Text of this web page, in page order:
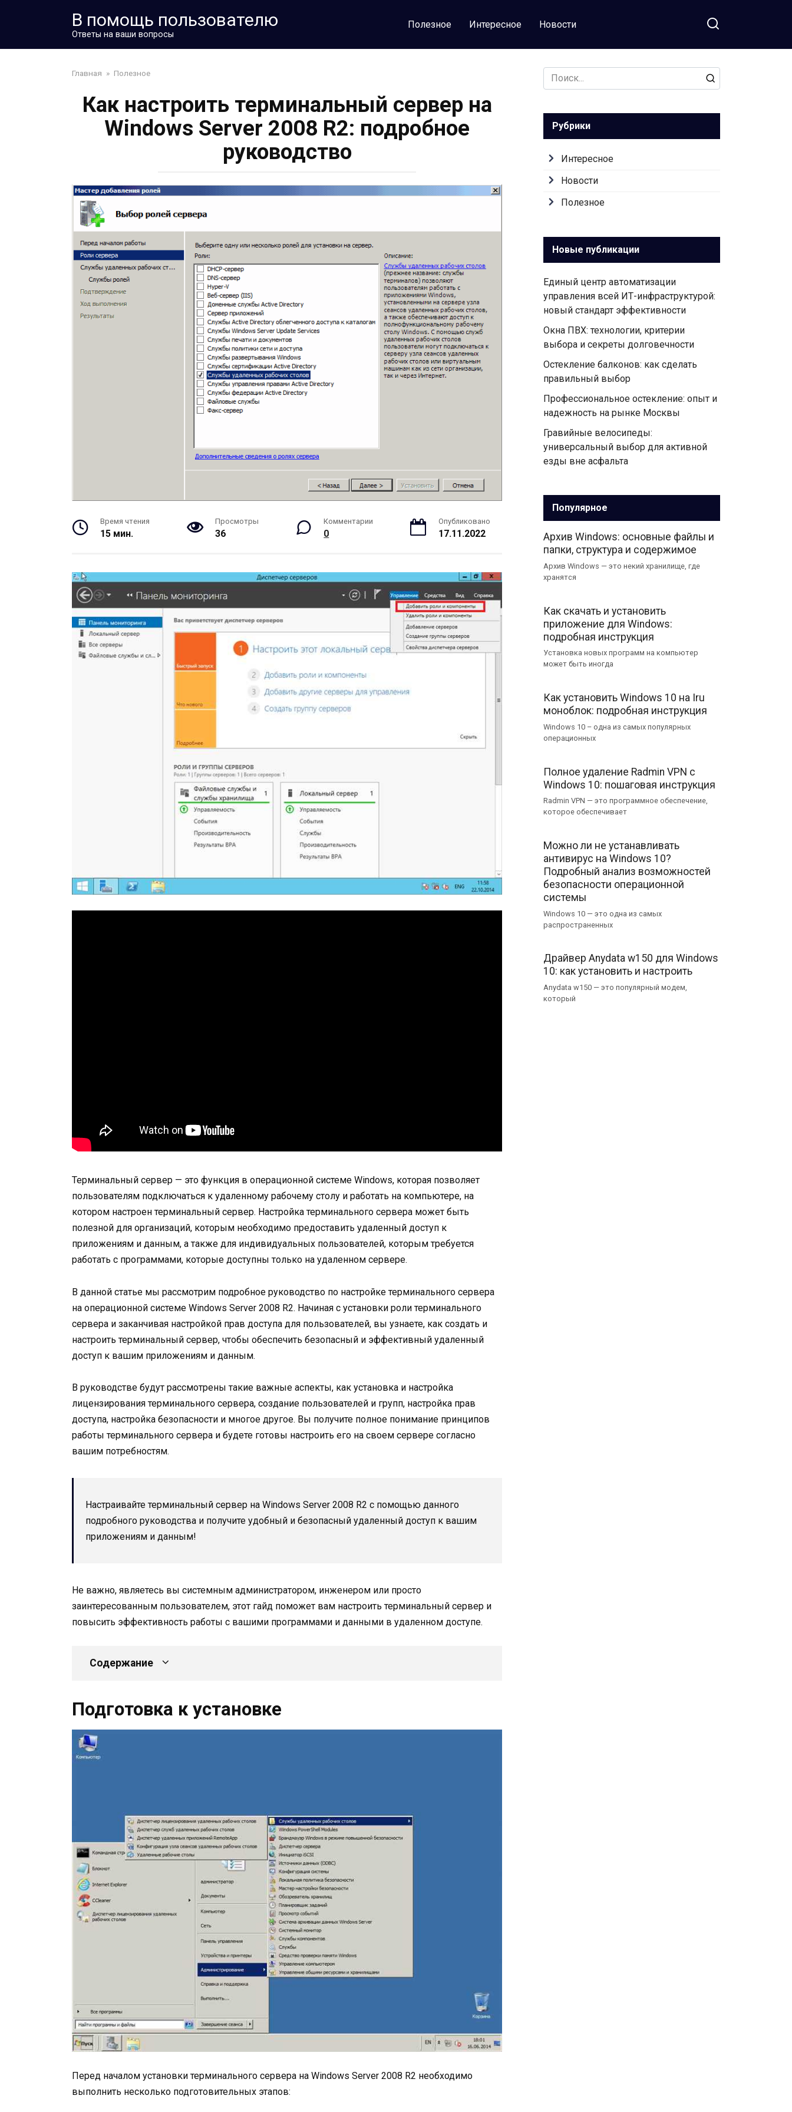
В помощь пользователю
Ответы на ваши вопросы
Полезное Интересное Новости
Главная » Полезное
Как настроить терминальный сервер на
Windows Server 2008 R2: подробное
руководство
Время чтения
15 мин.
Просмотры
36
Комментарии
0
Опубликовано
17.11.2022
Терминальный сервер — это функция в операционной системе Windows, которая позволяет
пользователям подключаться к удаленному рабочему столу и работать на компьютере, на
котором настроен терминальный сервер. Настройка терминального сервера может быть
полезной для организаций, которым необходимо предоставить удаленный доступ к
приложениям и данным, а также для индивидуальных пользователей, которым требуется
работать с программами, которые доступны только на удаленном сервере.
В данной статье мы рассмотрим подробное руководство по настройке терминального сервера
на операционной системе Windows Server 2008 R2. Начиная с установки роли терминального
сервера и заканчивая настройкой прав доступа для пользователей, вы узнаете, как создать и
настроить терминальный сервер, чтобы обеспечить безопасный и эффективный удаленный
доступ к вашим приложениям и данным.
В руководстве будут рассмотрены такие важные аспекты, как установка и настройка
лицензирования терминального сервера, создание пользователей и групп, настройка прав
доступа, настройка безопасности и многое другое. Вы получите полное понимание принципов
работы терминального сервера и будете готовы настроить его на своем сервере согласно
вашим потребностям.
Настраивайте терминальный сервер на Windows Server 2008 R2 с помощью данного
подробного руководства и получите удобный и безопасный удаленный доступ к вашим
приложениям и данным!
Не важно, являетесь вы системным администратором, инженером или просто
заинтересованным пользователем, этот гайд поможет вам настроить терминальный сервер и
повысить эффективность работы с вашими программами и данными в удаленном доступе.
Содержание
Подготовка к установке
Перед началом установки терминального сервера на Windows Server 2008 R2 необходимо
выполнить несколько подготовительных этапов:
Search
for:
Рубрики
Интересное
Новости
Полезное
Новые публикации
Единый центр автоматизации
управления всей ИТ-инфраструктурой:
новый стандарт эффективности
Окна ПВХ: технологии, критерии
выбора и секреты долговечности
Остекление балконов: как сделать
правильный выбор
Профессиональное остекление: опыт и
надежность на рынке Москвы
Гравийные велосипеды:
универсальный выбор для активной
езды вне асфальта
Популярное
Архив Windows: основные файлы и
папки, структура и содержимое
Архив Windows — это некий хранилище, где
хранятся
Как скачать и установить
приложение для Windows:
подробная инструкция
Установка новых программ на компьютер
может быть иногда
Как установить Windows 10 на Iru
моноблок: подробная инструкция
Windows 10 – одна из самых популярных
операционных
Полное удаление Radmin VPN с
Windows 10: пошаговая инструкция
Radmin VPN — это программное обеспечение,
которое обеспечивает
Можно ли не устанавливать
антивирус на Windows 10?
Подробный анализ возможностей
безопасности операционной
системы
Windows 10 — это одна из самых
распространенных
Драйвер Anydata w150 для Windows
10: как установить и настроить
Anydata w150 — это популярный модем,
который